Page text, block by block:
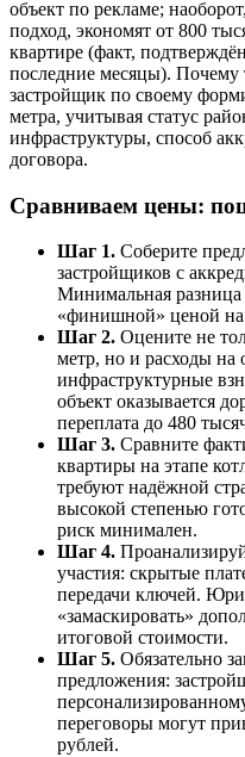
объект по рекламе;
подход, экономят от 800
квартире (факт,
последние месяцы).
застройщик по своему
метра, учитывая статус
инфраструктуры, способ
договора.
Сравниваем цены:
Шаг 1. Соберите
застройщиков с
Минимальная
«финишной» ценой
Шаг 2. Оцените не
метр, но и расходы на
инфраструктурные
объект оказывается
переплата до 480
Шаг 3. Сравните
квартиры на этапе
требуют надёжной
высокой степенью
риск минимален.
Шаг 4.
участия: скрытые
передачи ключей.
«замаскировать»
итоговой стоимости.
Шаг 5. Обязательно
предложения:
переговоры могут
рублей.